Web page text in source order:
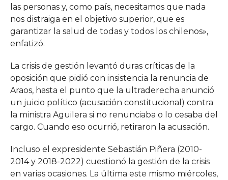
las personas y, como país, necesitamos que nada
nos distraiga en el objetivo superior, que es
garantizar la salud de todas y todos los chilenos»,
enfatizó.
La crisis de gestión levantó duras críticas de la
oposición que pidió con insistencia la renuncia de
Araos, hasta el punto que la ultraderecha anunció
un juicio político (acusación constitucional) contra
la ministra Aguilera si no renunciaba o lo cesaba del
cargo. Cuando eso ocurrió, retiraron la acusación.
Incluso el expresidente Sebastián Piñera (2010-
2014 y 2018-2022) cuestionó la gestión de la crisis
en varias ocasiones. La última este mismo miércoles,